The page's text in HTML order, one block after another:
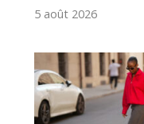
5 août 2026